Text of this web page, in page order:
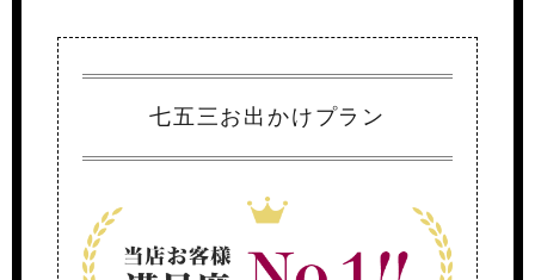
七五三お出かけプラン